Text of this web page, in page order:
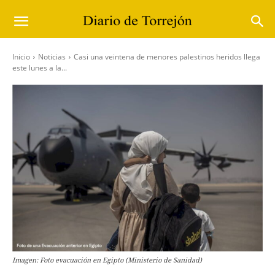
Inicio Noticias
Casi una veintena de menores palestinos heridos llega
este lunes a la...
Imagen: Foto evacuación en Egipto (Ministerio de Sanidad)